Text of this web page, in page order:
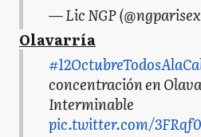
— Lic NGP
Olavarría
concentración en
Interminable
pic.twitter.com/